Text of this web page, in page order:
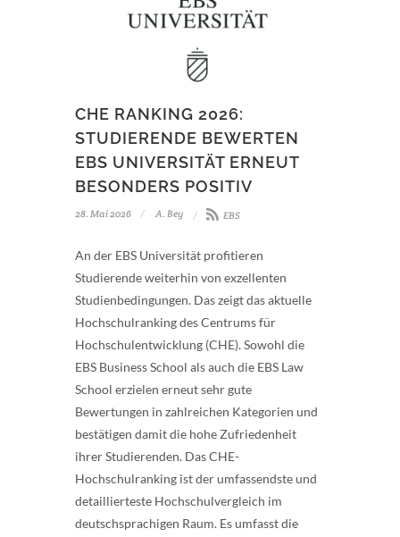
CHE RANKING 2026:
STUDIERENDE BEWERTEN
EBS UNIVERSITÄT ERNEUT
BESONDERS POSITIV
28. Mai 2026 A. Bey EBS
An der EBS Universität profitieren
Studierende weiterhin von exzellenten
Studienbedingungen. Das zeigt das aktuelle
Hochschulranking des Centrums für
Hochschulentwicklung (CHE). Sowohl die
EBS Business School als auch die EBS Law
School erzielen erneut sehr gute
Bewertungen in zahlreichen Kategorien und
bestätigen damit die hohe Zufriedenheit
ihrer Studierenden. Das CHE-
Hochschulranking ist der umfassendste und
detaillierteste Hochschulvergleich im
deutschsprachigen Raum. Es umfasst die